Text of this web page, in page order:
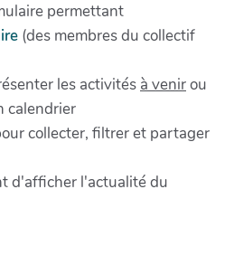
permettant
(des membres du collectif
les activités à venirou
calendrier
collecter, filtrer et partager
d'afficher l'actualité du